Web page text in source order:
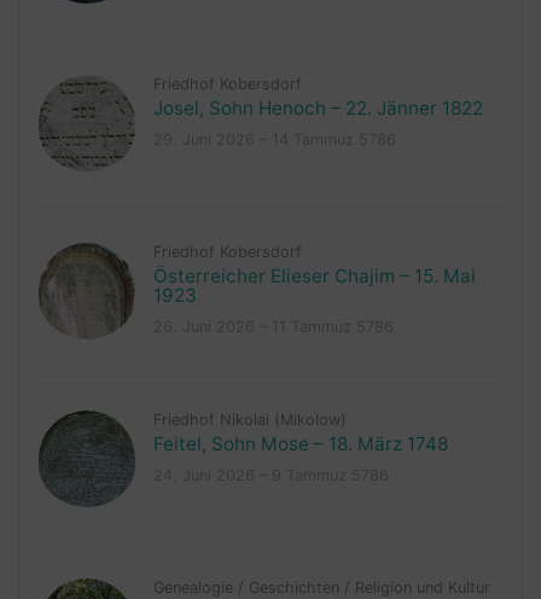
Friedhof Kobersdorf
Josel, Sohn Henoch – 22. Jänner 1822
Friedhof Kobersdorf
Österreicher Elieser Chajim – 15. Mai
1923
Friedhof Nikolai (Mikolow)
Feitel, Sohn Mose – 18. März 1748
Genealogie / Geschichten / Religion und Kultur